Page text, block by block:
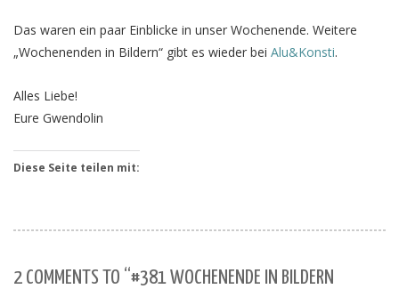
Das waren ein paar Einblicke in unser Wochenende. Weitere
„Wochenenden in Bildern“ gibt es wieder bei Alu&Konsti.
Alles Liebe!
Eure Gwendolin
Diese Seite teilen mit:
2 COMMENTS TO “#381 WOCHENENDE IN BILDERN